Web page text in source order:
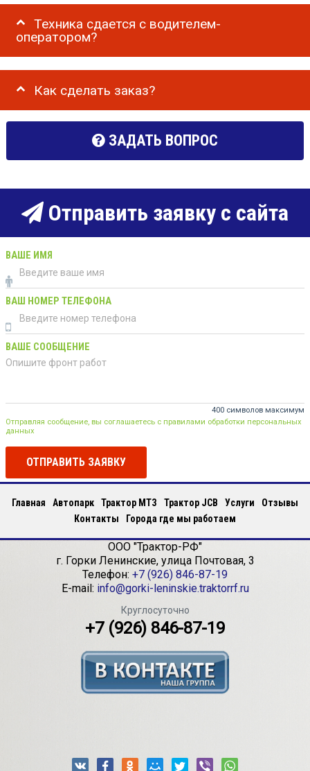
Техника сдается с водителем-
оператором?
Как сделать заказ?
ЗАДАТЬ ВОПРОС
Отправить заявку с сайта
ВАШЕ ИМЯ
ВАШ НОМЕР ТЕЛЕФОНА
ВАШЕ СООБЩЕНИЕ
400 символов максимум
Отправляя сообщение, вы соглашаетесь с правилами обработки персональных
данных
ОТПРАВИТЬ ЗАЯВКУ
Главная Автопарк Трактор МТЗ Трактор JCB Услуги
Отзывы
Контакты
Города где мы работаем
ООО "Трактор-РФ"
г. Горки Ленинские, улица Почтовая, 3
Телефон: +7 (926) 846-87-19
E-mail: info@gorki-leninskie.traktorrf.ru
Круглосуточно
+7 (926) 846-87-19